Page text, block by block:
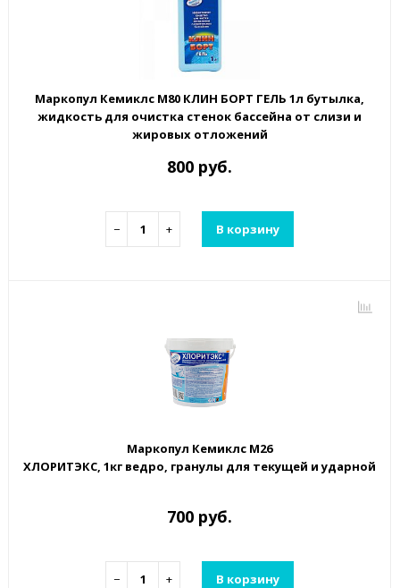
Маркопул Кемиклс М80 КЛИН БОРТ ГЕЛЬ 1л бутылка,
жидкость для очистка стенок бассейна от слизи и
жировых отложений
800 руб.
− + В корзину
Маркопул Кемиклс М26
ХЛОРИТЭКС, 1кг ведро, гранулы для текущей и ударной
700 руб.
− + В корзину